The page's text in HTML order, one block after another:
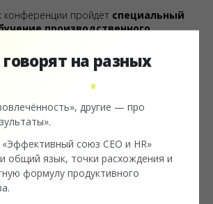
конференции пройдёт специальный
производственного
подготовки рабочих кадров, а
сотрудников и наставников в процесс
их квалификации. Спикеры: БКХ
докладов на основе свежих
дискуссии о будущем роли HRD,
(консультации со спикерами), а также
уровня CEO.
говорят на разных
другие — про
союз CEO и HR»
общий язык, точки расхождения и
формулу продуктивного